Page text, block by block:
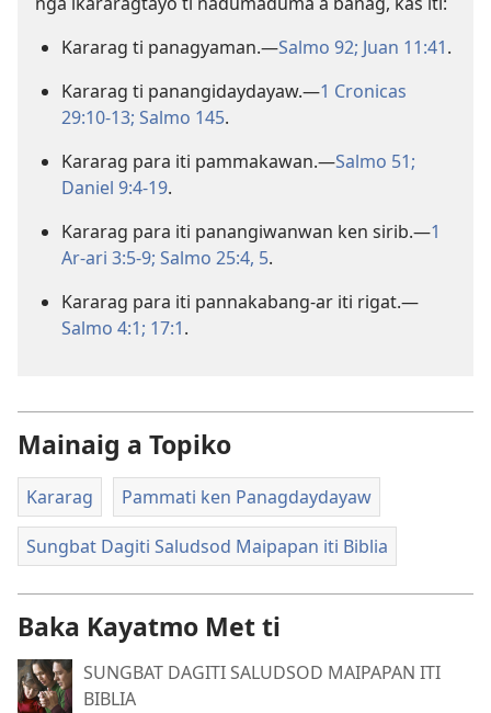
Kararag ti panagyaman.—Salmo 92; Juan 11:41.
Kararag ti panangidaydayaw.—1 Cronicas
29:10-13; Salmo 145.
Kararag para iti pammakawan.—Salmo 51;
Daniel 9:4-19.
Kararag para iti panangiwanwan ken sirib.—1
Ar-ari 3:5-9; Salmo 25:4, 5.
Kararag para iti pannakabang-ar iti rigat.—
Salmo 4:1; 17:1.
Mainaig a Topiko
Kararag Pammati ken Panagdaydayaw
Sungbat Dagiti Saludsod Maipapan iti Biblia
Baka Kayatmo Met ti
SUNGBAT DAGITI SALUDSOD MAIPAPAN ITI
BIBLIA